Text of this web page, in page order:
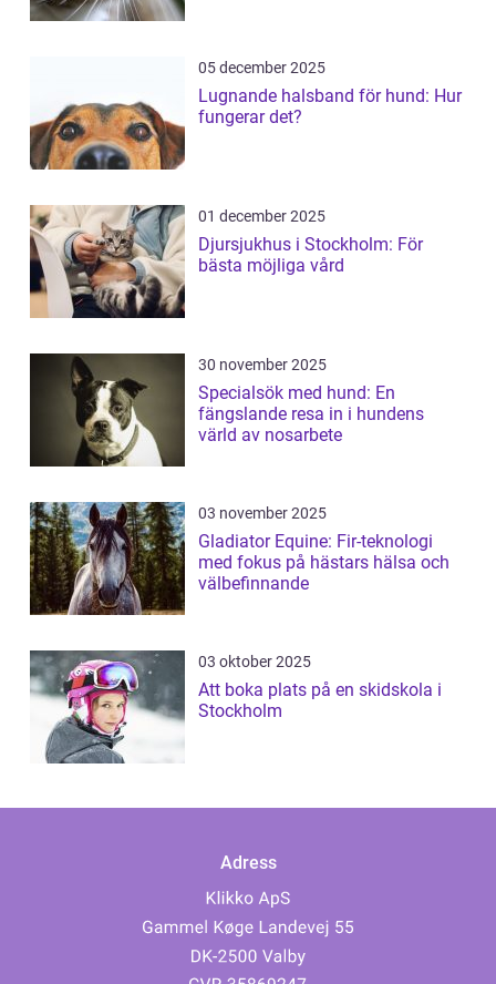
05 december 2025
Lugnande halsband för hund: Hur
fungerar det?
01 december 2025
Djursjukhus i Stockholm: För
bästa möjliga vård
30 november 2025
Specialsök med hund: En
fängslande resa in i hundens
värld av nosarbete
03 november 2025
Gladiator Equine: Fir-teknologi
med fokus på hästars hälsa och
välbefinnande
03 oktober 2025
Att boka plats på en skidskola i
Stockholm
Adress